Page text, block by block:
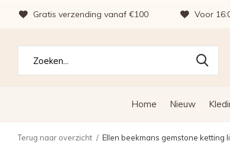
Home Nieuw
Gratis verzending vanaf €100 Voor
Terug naar overzicht Ellen beekmans gemstone ketting